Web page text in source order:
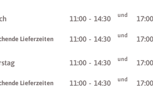
11:00 - 14:30 und 17:00
Lieferzeiten 11:00 - 14:30 und 17:00
11:00 - 14:30 und 17:00
Lieferzeiten 11:00 - 14:30 und 17:00